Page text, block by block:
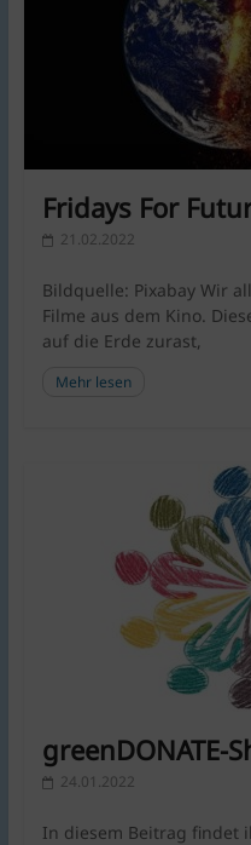
Fridays For
21.02.2022
Bildquelle: Pixabay Wir
Filme aus dem Kino.
auf die Erde zurast,
Mehr lesen
greenDONATE-
24.01.2022
In diesem Beitrag findet